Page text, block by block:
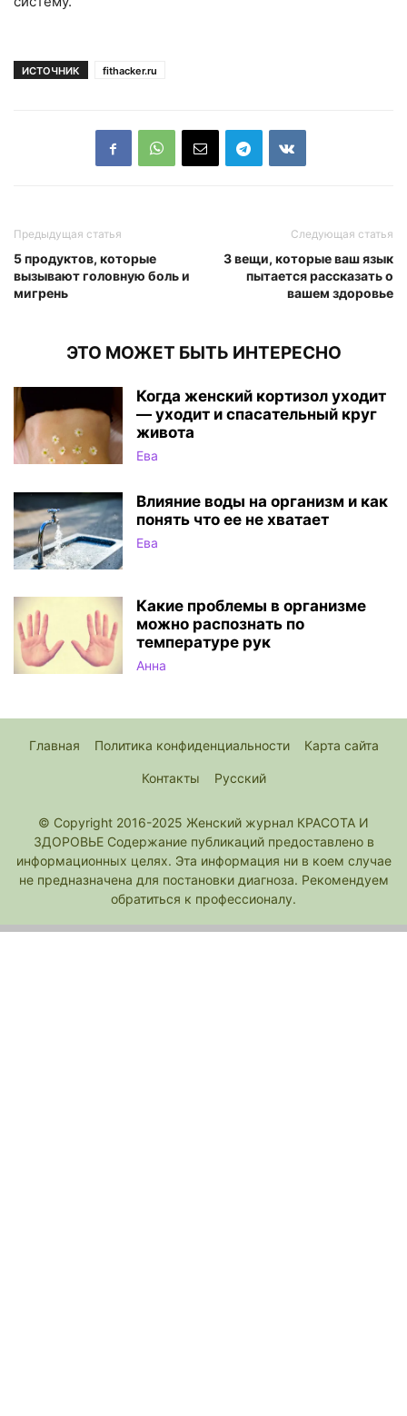
ИСТОЧНИК fithacker.ru
Предыдущая статья
5 продуктов, которые
вызывают головную боль и
мигрень
Следующая статья
3 вещи, которые ваш язык
пытается рассказать о
вашем здоровье
ЭТО МОЖЕТ БЫТЬ ИНТЕРЕСНО
Когда женский кортизол уходит
— уходит и спасательный круг
живота
Ева
Влияние воды на организм и как
понять что ее не хватает
Ева
Какие проблемы в организме
можно распознать по
температуре рук
Анна
Главная Политика конфиденциальности Карта сайта
Контакты Русский
© Copyright 2016-2025 Женский журнал КРАСОТА И
ЗДОРОВЬЕ Содержание публикаций предоставлено в
информационных целях. Эта информация ни в коем случае
не предназначена для постановки диагноза. Рекомендуем
обратиться к профессионалу.